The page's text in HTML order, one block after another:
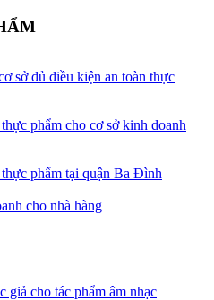
sở đủ điều kiện an toàn thực
phẩm cho cơ sở kinh doanh
phẩm tại quận Ba Đình
cho nhà hàng
giả cho tác phẩm âm nhạc